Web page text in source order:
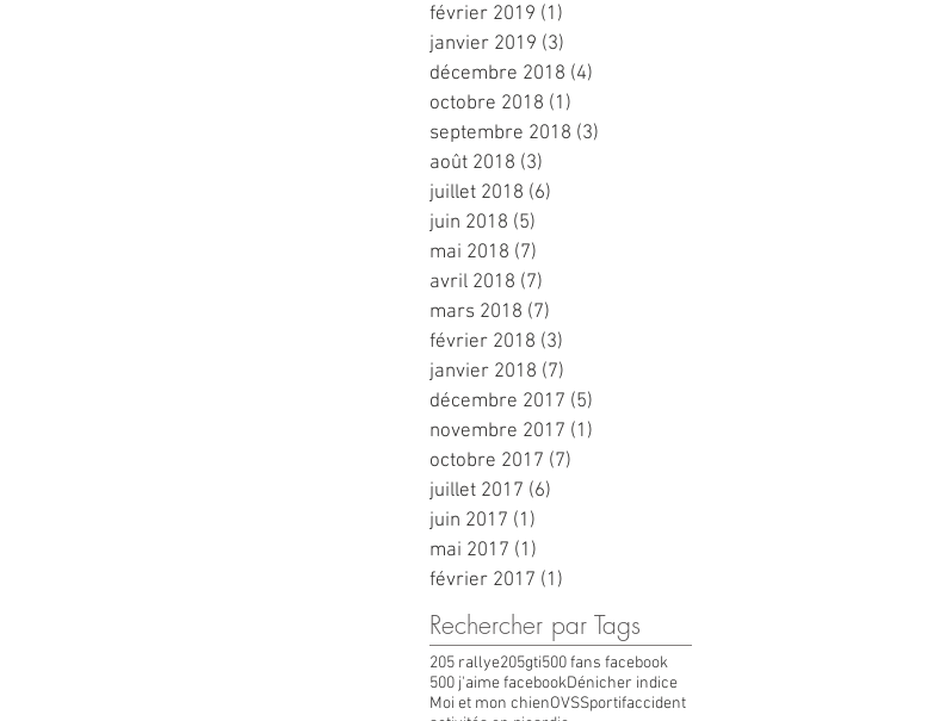
février 2019 (1)
janvier 2019 (3)
décembre 2018 (4)
octobre 2018 (1)
septembre 2018 (3)
août 2018 (3)
juillet 2018 (6)
juin 2018 (5)
mai 2018 (7)
avril 2018 (7)
mars 2018 (7)
février 2018 (3)
janvier 2018 (7)
décembre 2017 (5)
novembre 2017 (1)
octobre 2017 (7)
juillet 2017 (6)
juin 2017 (1)
mai 2017 (1)
février 2017 (1)
Rechercher par Tags
205 rallye205gti500 fans facebook
500 j'aime facebookDénicher indice
Moi et mon chienOVSSportifaccident